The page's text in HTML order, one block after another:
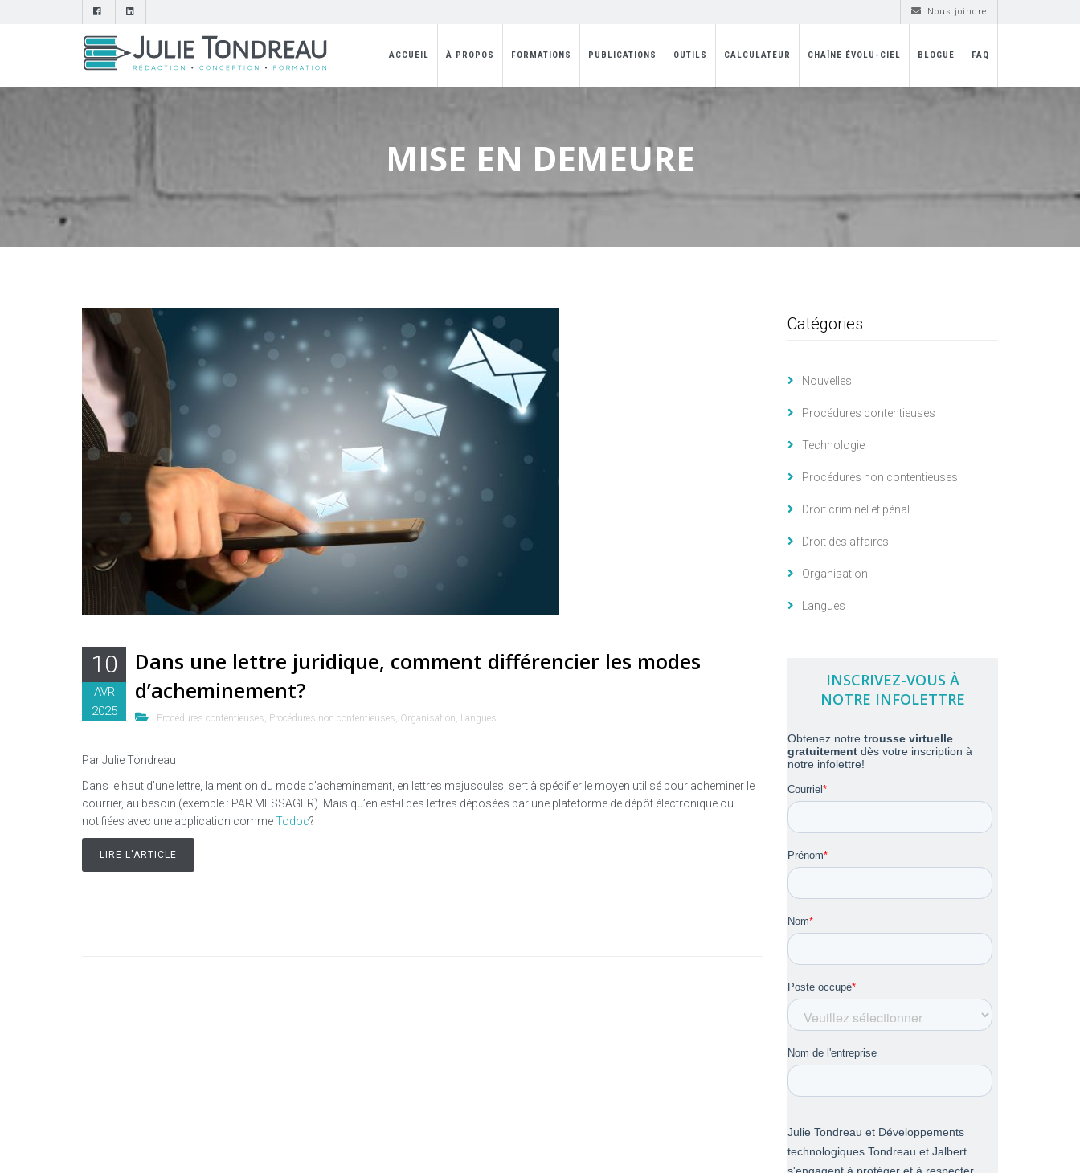
Nous joindre
ACCUEIL À PROPOS FORMATIONS PUBLICATIONS OUTILS CALCULATEUR CHAÎNE ÉVOLU-CIEL BLOGUE FAQ
MISE EN DEMEURE
10
AVR
2025
Dans une lettre juridique, comment différencier les modes
d’acheminement?
Procédures contentieuses, Procédures non contentieuses, Organisation, Langues
Par Julie Tondreau
Dans le haut d’une lettre, la mention du mode d’acheminement, en lettres majuscules, sert à spécifier le moyen utilisé pour acheminer le
courrier, au besoin (exemple : PAR MESSAGER). Mais qu’en est-il des lettres déposées par une plateforme de dépôt électronique ou
notifiées avec une application commeTodoc?
LIRE L'ARTICLE
Catégories
Nouvelles
Procédures contentieuses
Technologie
Procédures non contentieuses
Droit criminel et pénal
Droit des affaires
Organisation
Langues
INSCRIVEZ-VOUS À
NOTRE INFOLETTRE